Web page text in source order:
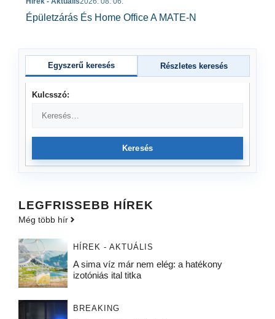
Épületzárás És Home Office A MATE-N
Egyszerű keresés Részletes keresés
Kulcsszó:
Keresés
LEGFRISSEBB HÍREK
Még több hír
HÍREK - AKTUÁLIS
A sima víz már nem elég: a hatékony
izotóniás ital titka
BREAKING